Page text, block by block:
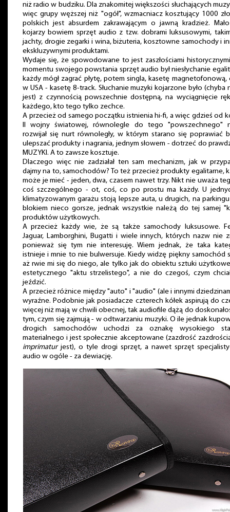
niż radio w budziku. Dla znakomitej większości słuchających
więc grupy węższej niż "ogół", wzmacniacz kosztujący 1000
polskich jest absurdem zakrawającym o jawną kradzież.
kojarzy bowiem sprzęt audio z tzw. dobrami luksusowymi,
jachty, drogie zegarki i wina, biżuteria, kosztowne samochody i
ekskluzywnymi produktami.
Wydaje się, że spowodowane to jest zaszłościami
momentu swojego powstania sprzęt audio był niesłychanie
każdy mógł zagrać płytę, potem singla, kasetę magnetofonową,
w USA - kasetę 8-track. Słuchanie muzyki kojarzone było (chyba
jest) z czynnością powszechnie dostępną, na wyciągnięcie
każdego, kto tego tylko zechce.
A przecież od samego początku istnienia hi-fi, a więc gdzieś od
II wojny światowej, równolegle do tego "powszechnego"
rozwijał się nurt równoległy, w którym starano się poprawiać
ulepszać produkty i nagrania, jednym słowem - dotrzeć do
MUZYKI. A to zawsze kosztuje.
Dlaczego więc nie zadziałał ten sam mechanizm, jak w
dajmy na to, samochodów? To też przecież produkty egalitarne,
może je mieć - jeden, dwa, czasem nawet trzy. Nikt nie uważa
coś szczególnego - ot, coś, co po prostu ma każdy. U
klimatyzowanym garażu stoją lepsze auta, u drugich, na
blokiem nieco gorsze, jednak wszystkie należą do tej samej
produktów użytkowych.
A przecież każdy wie, że są także samochody luksusowe.
Jaguar, Lamborghini, Bugatti i wiele innych, których nazw nie
ponieważ się tym nie interesuję. Wiem jednak, że taka
istnieje i mnie to nie bulwersuje. Kiedy widzę piękny samochód
aż rwie mi się do niego, ale tylko jak do obiektu sztuki
estetycznego "aktu strzelistego", a nie do czegoś, czym
jeździć.
A przecież różnice między "auto" i "audio" (ale i innymi
wyraźne. Podobnie jak posiadacze czterech kółek aspirują do
więcej niż mają w chwili obecnej, tak audiofile dążą do
tym, czym się zajmują - w odtwarzaniu muzyki. O ile jednak
drogich samochodów uchodzi za oznakę wysokiego
materialnego i jest społecznie akceptowane (zazdrość
imprimaturjest), o tyle drogi sprzęt, a nawet sprzęt
audio w ogóle - za dewiację.